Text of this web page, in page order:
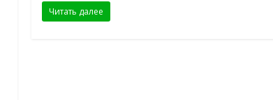
Читать далее